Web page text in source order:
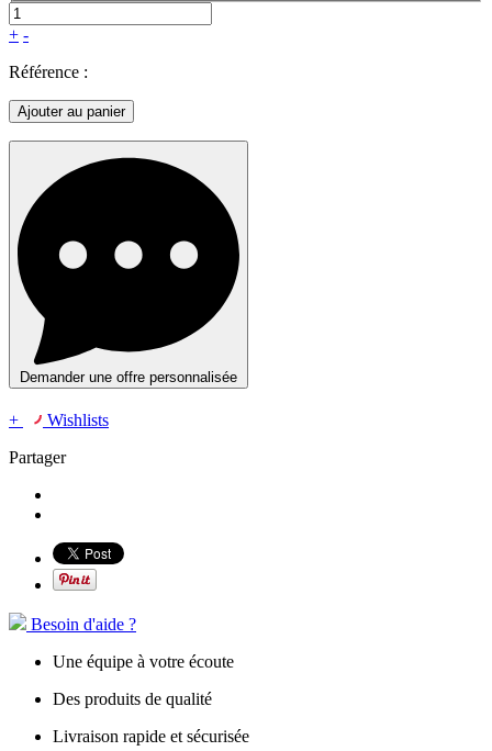
+ -
Référence :
Ajouter au panier
Demander une offre personnalisée
+
Wishlists
Partager
Besoin d'aide ?
Une équipe à votre écoute
Des produits de qualité
Livraison rapide et sécurisée